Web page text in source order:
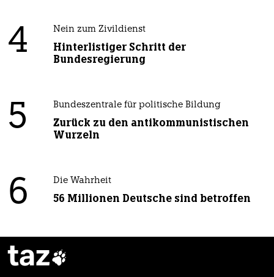
4 Nein zum Zivildienst
Hinterlistiger Schritt der
Bundesregierung
5 Bundeszentrale für politische Bildung
Zurück zu den antikommunistischen
Wurzeln
6 Die Wahrheit
56 Millionen Deutsche sind betroffen
taz